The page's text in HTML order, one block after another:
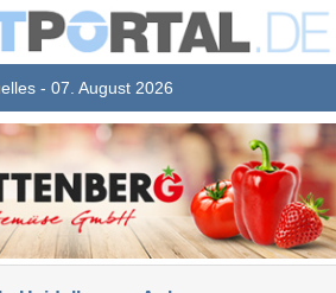
- 07. August 2026